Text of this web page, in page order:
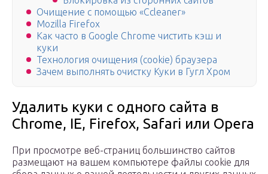
Очищение с помощью «Ccleaner»
Mozilla Firefox
Как часто в Google Chrome чистить кэш и
куки
Технология очищения (cookie) браузера
Зачем выполнять очистку Куки в Гугл Хром
Удалить куки с одного сайта в
Chrome, IE, Firefox, Safari или Opera
При просмотре веб-страниц большинство сайтов
размещают на вашем компьютере файлы cookie для